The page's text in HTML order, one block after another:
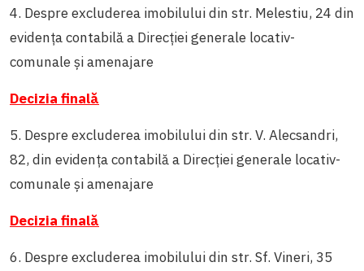
4. Despre excluderea imobilului din str. Melestiu, 24 din
evidența contabilă a Direcției generale locativ-
comunale și amenajare
Decizia finală
5. Despre excluderea imobilului din str. V. Alecsandri,
82, din evidența contabilă a Direcției generale locativ-
comunale și amenajare
Decizia finală
6. Despre excluderea imobilului din str. Sf. Vineri, 35